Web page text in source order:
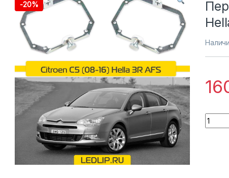
-20%